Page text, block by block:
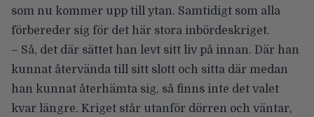
som nu kommer upp till ytan. Samtidigt som alla
förbereder sig för det här stora inbördeskriget.
– Så, det där sättet han levt sitt liv på innan. Där han
kunnat återvända till sitt slott och sitta där medan
han kunnat återhämta sig, så finns inte det valet
kvar längre. Kriget står utanför dörren och väntar,